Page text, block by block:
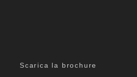
Scarica la brochure